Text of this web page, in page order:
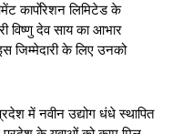
कार्पाेरेशन लिमिटेड के
विष्णु देव साय का आभार
जिम्मेदारी के लिए उनको
में नवीन उद्योग धंधे स्थापित